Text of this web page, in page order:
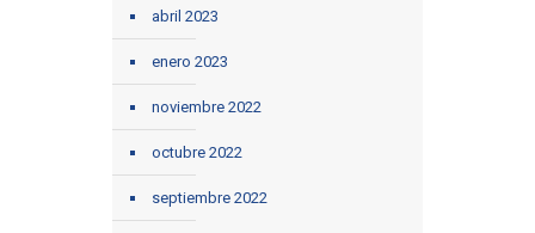
abril 2023
enero 2023
noviembre 2022
octubre 2022
septiembre 2022